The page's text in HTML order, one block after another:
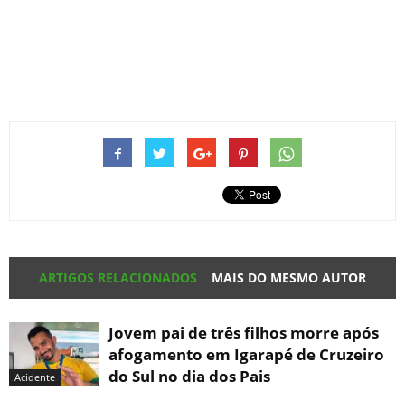
ARTIGOS RELACIONADOS MAIS DO MESMO AUTOR
Acidente
Jovem pai de três filhos morre após
afogamento em Igarapé de Cruzeiro
do Sul no dia dos Pais